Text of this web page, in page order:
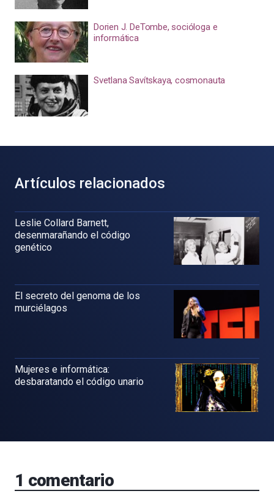
Dorien J. DeTombe, socióloga e
informática
Svetlana Savítskaya, cosmonauta
Artículos relacionados
Leslie Collard Barnett,
desenmarañando el código
genético
El secreto del genoma de los
murciélagos
Mujeres e informática:
desbaratando el código unario
1 comentario